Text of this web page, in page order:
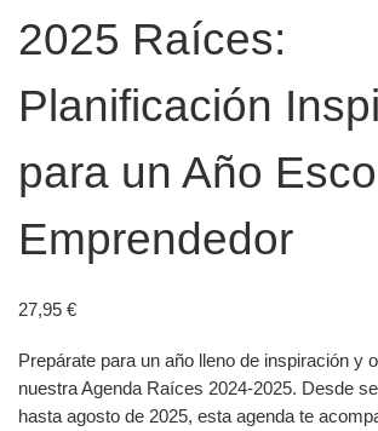
2025 Raíces:
Planificación
para un Año
Emprendedor
27,95 €
Prepárate para un año lleno de inspiración y
nuestra Agenda Raíces 2024-2025. Desde
hasta agosto de 2025, esta agenda te